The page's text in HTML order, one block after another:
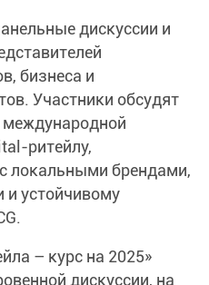
дискуссии и
бизнеса и
Участники обсудят
ритейлу,
локальными брендами,
и устойчивому
– курс на 2025»
дискуссии, на